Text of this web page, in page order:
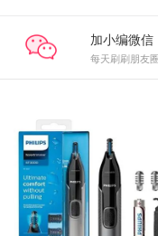
加小编微信
每天刷刷朋友